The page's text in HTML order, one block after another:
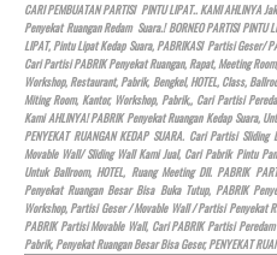
CARI PEMBUATAN PARTISI PINTU LIPAT.. KAMI AHLINYA
Penyekat Ruangan Redam Suara.! BORNEO PARTISI
LIPAT, Pintu Lipat Kedap Suara, PABRIKASI Partisi Geser/
Cari Partisi PABRIK Penyekat Ruangan, Rapat, Meeting
Workshop, Restaurant, Pabrik, Bengkel,HOTEL, Class,
Miting Room, Kantor, Workshop, Pabrik,, Cari Partisi
Kami AHLINYA! PABRIK Penyekat Ruangan Kedap Suara,
PENYEKAT RUANGAN KEDAP SUARA. Cari Partisi
Movable Wall/ Sliding Wall Kami Jual, Cari Pabrik Pintu
Untuk Ballroom,HOTEL, Ruang Meeting Dll. PABRIK
Penyekat Ruangan Besar Bisa Buka Tutup, PABRIK
Workshop, Partisi Geser / Movable Wall / Partisi Penyekat
PABRIK Partisi Movable Wall, Cari PABRIK Partisi
Pabrik, Penyekat Ruangan Besar Bisa Geser, PENYEKAT